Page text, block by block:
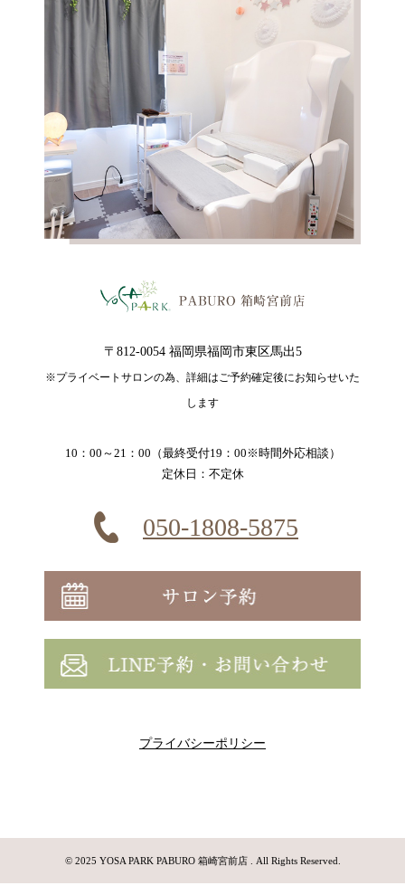
〒812-0054 福岡県福岡市東区馬出5
※プライベートサロンの為、詳細はご予約確定後にお知らせいた
します
10：00～21：00（最終受付19：00※時間外応相談）
定休日：不定休
050-1808-5875
プライバシーポリシー
© 2025 YOSA PARK PABURO 箱崎宮前店 . All Rights Reserved.